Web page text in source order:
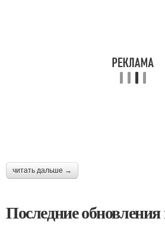
читать дальше →
Последние обновления